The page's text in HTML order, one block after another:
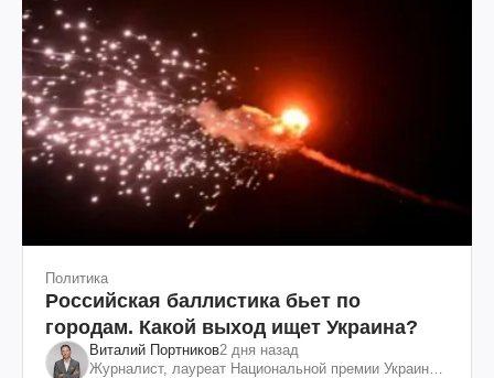
Политика
Российская баллистика бьет по
городам. Какой выход ищет Украина?
Виталий Портников2 дня назад
Журналист, лауреат Национальной премии Украины